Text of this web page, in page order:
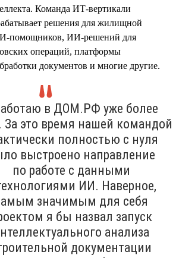
Команда ИТ-вертикали
решения для жилищной
помощников, ИИ-решений для
операций, платформы
документов и многие другие.
в ДОМ.РФ уже более
За это время нашей командой
полностью с нуля
выстроено направление
по работе с данными
ИИ. Наверное,
значимым для себя
я бы назвал запуск
анализа
документации